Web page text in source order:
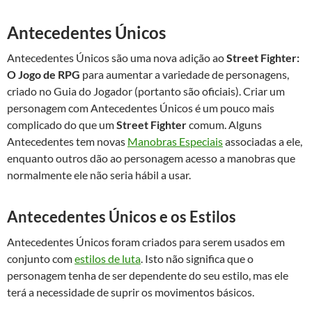
Antecedentes Únicos
Antecedentes Únicos são uma nova adição aoStreet Fighter:
O Jogo de RPG para aumentar a variedade de personagens,
criado no Guia do Jogador (portanto são oficiais). Criar um
personagem com Antecedentes Únicos é um pouco mais
complicado do que umStreet Fightercomum. Alguns
Antecedentes tem novas Manobras Especiaisassociadas a ele,
enquanto outros dão ao personagem acesso a manobras que
normalmente ele não seria hábil a usar.
Antecedentes Únicos e os Estilos
Antecedentes Únicos foram criados para serem usados em
conjunto comestilos de luta. Isto não significa que o
personagem tenha de ser dependente do seu estilo, mas ele
terá a necessidade de suprir os movimentos básicos.